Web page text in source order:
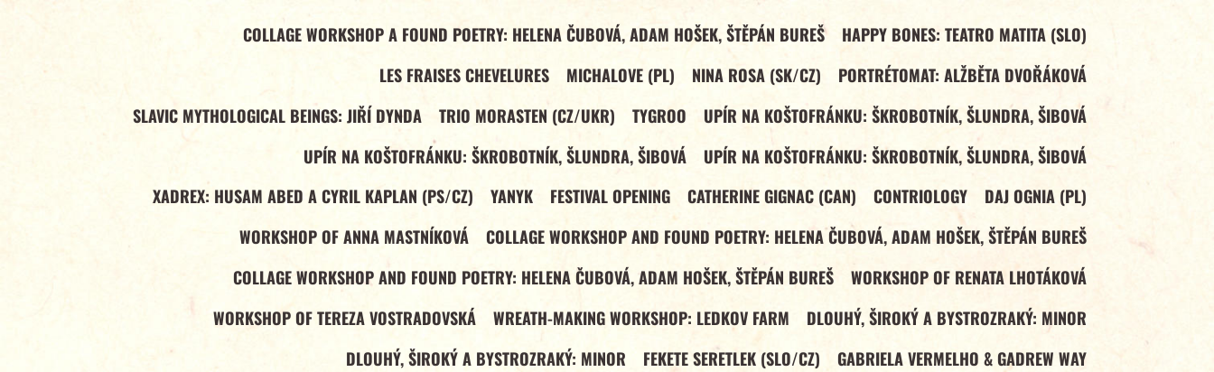
COLLAGE WORKSHOP A FOUND POETRY: HELENA ČUBOVÁ, ADAM HOŠEK, ŠTĚPÁN BUREŠ
HAPPY BONES: TEATRO MATITA (SLO)
LES FRAISES CHEVELURES
MICHALOVE (PL) NINA ROSA (SK/CZ)
PORTRÉTOMAT: ALŽBĚTA DVOŘÁKOVÁ
SLAVIC MYTHOLOGICAL BEINGS: JIŘÍ DYNDA
TRIO MORASTEN (CZ/UKR) TYGROO
UPÍR NA KOŠTOFRÁNKU: ŠKROBOTNÍK, ŠLUNDRA, ŠIBOVÁ
UPÍR NA KOŠTOFRÁNKU: ŠKROBOTNÍK, ŠLUNDRA, ŠIBOVÁ
UPÍR NA KOŠTOFRÁNKU: ŠKROBOTNÍK, ŠLUNDRA, ŠIBOVÁ
XADREX: HUSAM ABED A CYRIL KAPLAN (PS/CZ)
YANYK FESTIVAL OPENING CATHERINE GIGNAC (CAN) CONTRIOLOGY
DAJ OGNIA (PL)
WORKSHOP OF ANNA MASTNÍKOVÁ
COLLAGE WORKSHOP AND FOUND POETRY: HELENA ČUBOVÁ, ADAM HOŠEK, ŠTĚPÁN BUREŠ
COLLAGE WORKSHOP AND FOUND POETRY: HELENA ČUBOVÁ, ADAM HOŠEK, ŠTĚPÁN BUREŠ
WORKSHOP OF RENATA LHOTÁKOVÁ
WORKSHOP OF TEREZA VOSTRADOVSKÁ
WREATH-MAKING WORKSHOP: LEDKOV FARM
DLOUHÝ, ŠIROKÝ A BYSTROZRAKÝ: MINOR
DLOUHÝ, ŠIROKÝ A BYSTROZRAKÝ: MINOR
FEKETE SERETLEK (SLO/CZ)
GABRIELA VERMELHO & GADREW WAY